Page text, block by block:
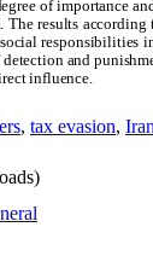
of
The results
responsibilities
and
influence.
, tax evasion, Iran